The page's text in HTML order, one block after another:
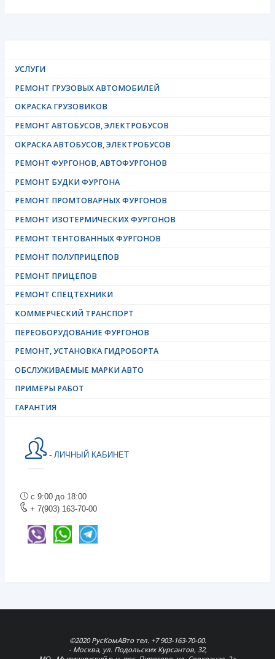
УСЛУГИ
РЕМОНТ ГРУЗОВЫХ АВТОМОБИЛЕЙ
ОКРАСКА ГРУЗОВИКОВ
РЕМОНТ АВТОБУСОВ, ЭЛЕКТРОБУСОВ
ОКРАСКА АВТОБУСОВ, ЭЛЕКТРОБУСОВ
РЕМОНТ ФУРГОНОВ, АВТОФУРГОНОВ
РЕМОНТ БУДКИ ФУРГОНА
РЕМОНТ ПРОМТОВАРНЫХ ФУРГОНОВ
РЕМОНТ ИЗОТЕРМИЧЕСКИХ ФУРГОНОВ
РЕМОНТ ТЕНТОВАННЫХ ФУРГОНОВ
РЕМОНТ ПОЛУПРИЦЕПОВ
РЕМОНТ ПРИЦЕПОВ
РЕМОНТ СПЕЦТЕХНИКИ
КОММЕРЧЕСКИЙ ТРАНСПОРТ
ПЕРЕОБОРУДОВАНИЕ ФУРГОНОВ
РЕМОНТ, УСТАНОВКА ГИДРОБОРТА
ОБСЛУЖИВАЕМЫЕ МАРКИ АВТО
ПРИМЕРЫ РАБОТ
ГАРАНТИЯ
- ЛИЧНЫЙ КАБИНЕТ
с 9:00 до 18:00
+ 7(903) 163-70-00
©2020 РусКомАВто тел. +7 903-163-70-00.
- Москва, ул. Подольских Курсантов, 32,